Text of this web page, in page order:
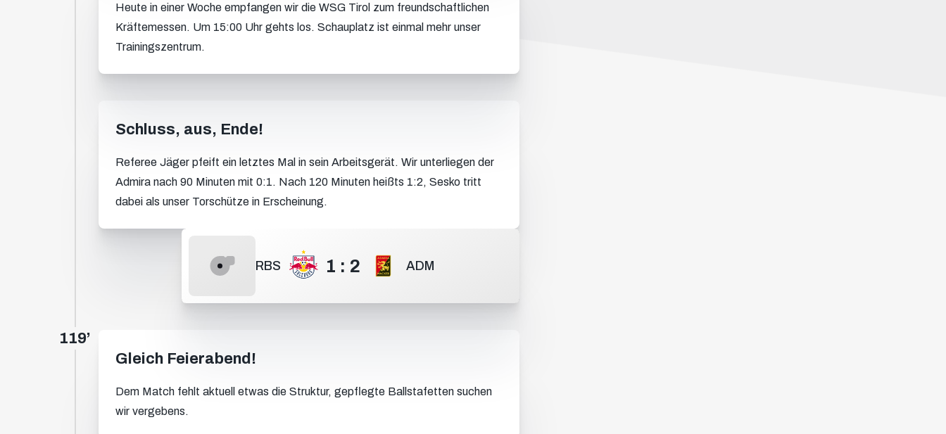
119’
Gleich Feierabend!
Dem Match fehlt aktuell etwas die Struktur, gepflegte Ballstafetten suchen
wir vergebens.
Schluss, aus, Ende!
Referee Jäger pfeift ein letztes Mal in sein Arbeitsgerät. Wir unterliegen der
Admira nach 90 Minuten mit 0:1. Nach 120 Minuten heißts 1:2, Sesko tritt
dabei als unser Torschütze in Erscheinung.
RBS 1 : 2 ADM
Heute in einer Woche empfangen wir die WSG Tirol zum freundschaftlichen
Kräftemessen. Um 15:00 Uhr gehts los. Schauplatz ist einmal mehr unser
Trainingszentrum.